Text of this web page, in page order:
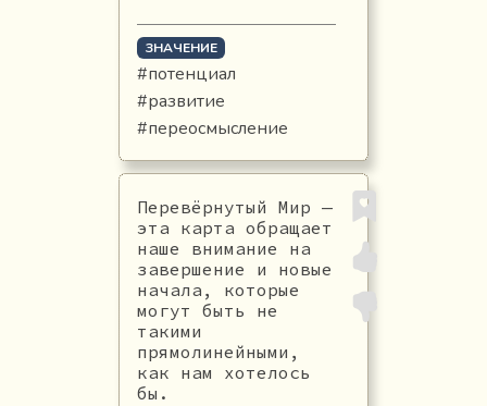
ЗНАЧЕНИЕ
#потенциал
#развитие
#переосмысление
Перевёрнутый Мир —
эта карта обращает
наше внимание на
завершение и новые
начала, которые
могут быть не
такими
прямолинейными,
как нам хотелось
бы.